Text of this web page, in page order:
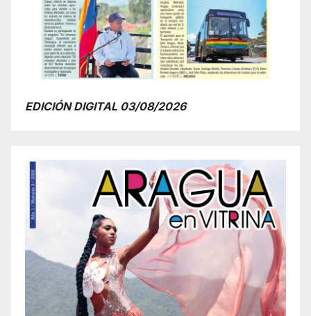
EDICIÓN DIGITAL 03/08/2026